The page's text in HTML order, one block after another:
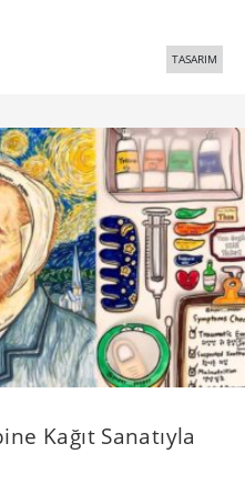
TASARIM
Kağıt Sanatıyla